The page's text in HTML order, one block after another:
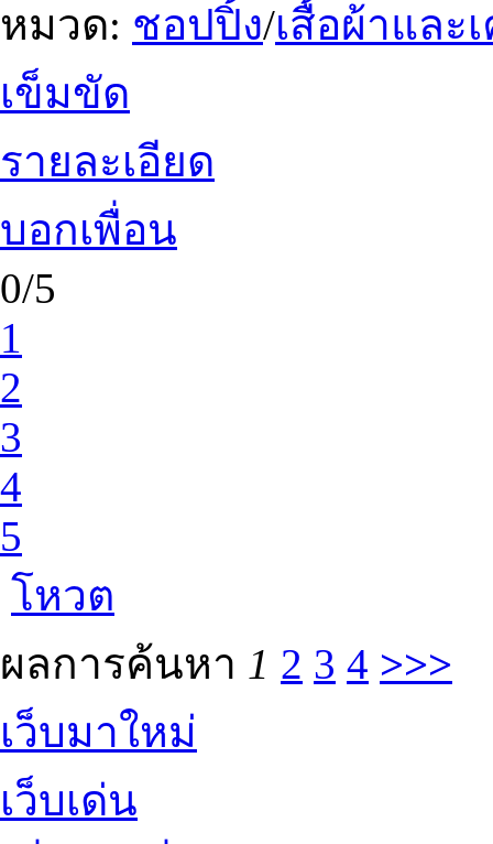
หมวด: ชอปปิ้ง/เสื้อผ้าและ
เข็มขัด
รายละเอียด
บอกเพื่อน
0/5
1
2
3
4
5
โหวต
ผลการค้นหา 1 2 3 4 >>>
เว็บมาใหม่
เว็บเด่น